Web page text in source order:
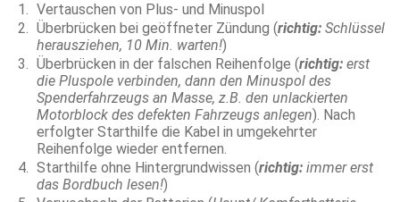
Vertauschen von Plus- und Minuspol
Überbrücken bei geöffneter Zündung (richtig: Schlüssel
herausziehen, 10 Min. warten!)
Überbrücken in der falschen Reihenfolge (richtig: erst
die Pluspole verbinden, dann den Minuspol des
Spenderfahrzeugs an Masse, z.B. den unlackierten
Motorblock des defekten Fahrzeugs anlegen). Nach
erfolgter Starthilfe die Kabel in umgekehrter
Reihenfolge wieder entfernen.
Starthilfe ohne Hintergrundwissen (richtig: immer erst
das Bordbuch lesen!)